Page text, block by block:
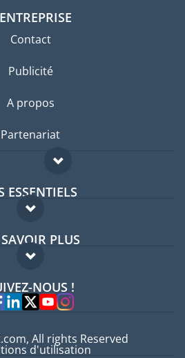
Contact
Publicité
A propos
Partenariat
ESSENTIELS
expatriés
Guides paysPLUS
FAQ
ExpertsNOUS !
All rights Reserved
d'utilisation